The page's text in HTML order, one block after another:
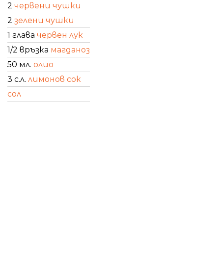
2 червени чушки
2 зелени чушки
1 глава червен лук
1/2 връзка магданоз
50 мл. олио
3 с.л. лимонов сок
сол